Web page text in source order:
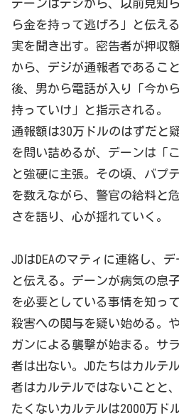
デーンはデジから、以前見知
ら金を持って逃げろ」と伝え
実を聞き出す。密告者が押収
から、デジが通報者であるこ
後、男から電話が入り「今か
持っていけ」と指示される。
通報額は30万ドルのはずだと
を問い詰めるが、デーンは「
と強硬に主張。その頃、バプ
を数えながら、警官の給料と
さを語り、心が揺れていく。
JDはDEAのマティに連絡し、
と伝える。デーンが病気の息
を必要としている事情を知っ
殺害への関与を疑い始める。
ガンによる襲撃が始まる。サ
者は出ない。JDたちはカルテ
者はカルテルではないことと
たくないカルテルは2000万ド